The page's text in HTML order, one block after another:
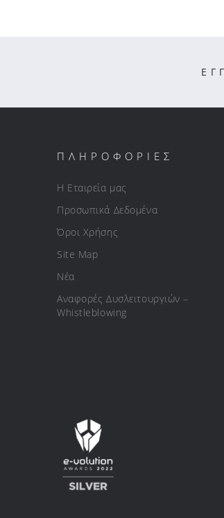
ΠΛΗΡΟΦΟΡΙΕΣ
Η Εταιρεία μας
Προσωπικά Δεδομένα
Όροι Χρήσης
Site Map
Νέα
Αναφορές Δυσλειτουργιών –
Whistleblowing